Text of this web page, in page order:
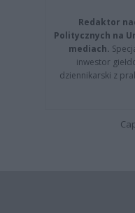
Redaktor
Politycznych na
mediach.
inwestor
dziennikarski z